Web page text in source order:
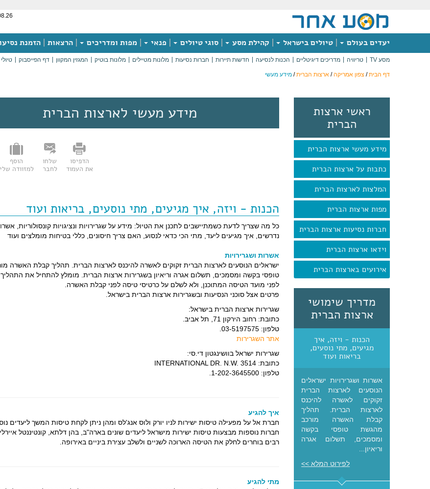
יעדים בעולם טיולים בישראל קהילת מסע סוגי טיולים פנאי מפות ומדריכים הרצאות הזמנת
מסע TV טריוויה מדריכים דיגיטליים הכנות לנסיעה חדשות תיירות חברות נסיעות מלונות מטיילים מלונות בוטיק המגזין המקוון דף הפייסבוק
דף הבית/ צפון אמריקה/ ארצות הברית/ מידע מעשי
ראשי ארצות
הברית
מידע מעשי ארצות הברית
כתבות על ארצות הברית
המלצות לארצות הברית
מפות ארצות הברית
חברות נסיעות ארצות הברית
וידאו ארצות הברית
אירועים בארצות הברית
מדריך שימושי
ארצות הברית
הכנות - ויזה, איך
מגיעים, מתי נוסעים,
בריאות ועוד
אשרות ושגרירויות ישראלים
הנוסעים לארצות הברית
זקוקים לאשרה להיכנס
לארצות הברית. תהליך
קבלת האשרה מורכב
מהגשת טופסי בקשה
ומסמכים, תשלום אגרה
וריאיון...
לפירוט המלא >>
מידע מעשי לארצות הברית
הדפיסו
את העמוד
שלחו
לחבר
הוסף
למזוודה שלי
הכנות - ויזה, איך מגיעים, מתי נוסעים, בריאות ועוד
כל מה שצריך לדעת כשמתיישבים לתכנן את הטיול: מידע על שגרירויות ונציגויות קונסולוריות,
נדרשים, איך מגיעים ליעד, מתי הכי כדאי לנסוע, האם צריך חיסונים, כללי בטיחות מומלצים ועוד
אשרות ושגרירויות
ישראלים הנוסעים לארצות הברית זקוקים לאשרה להיכנס לארצות הברית. תהליך קבלת האשרה
טופסי בקשה ומסמכים, תשלום אגרה וריאיון בשגרירות ארצות הברית. מומלץ להתחיל את
לפני מועד הטיסה המתוכנן, ולא לשלם על כרטיסי טיסה לפני קבלת האשרה.
פרטים אצל סוכני הנסיעות ובשגרירות ארצות הברית בישראל.
שגרירות ארצות הברית בישראל:
כתובת: רחוב הירקון 71, תל אביב.
טלפון: 03-5197575.
אתר השגרירות
שגרירות ישראל בוושינגטון די.סי:
כתובת: INTERNATIONAL DR. N.W. 3514
טלפון: 1-202-3645500.
איך להגיע
חברת אל על מפעילה טיסות ישירות לניו יורק ולוס אנג'לס ומהן ניתן לקחת טיסות המשך ליעדים
חברות נוספות מבצעות טיסות ישירות מישראל ליעדים שונים בארה"ב, בהן דלתא, קונטיננטל
רבים בוחרים לחלק את הטיסה הארוכה לשניים ולשלב עצירת ביניים באירופה.
מתי להגיע